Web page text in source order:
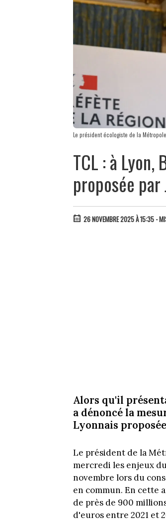
Le président écologiste de la
TCL : à
proposée
26 NOVEMBRE 2025 À 15:35 -
Alors qu'il
a dénoncé la
Lyonnais
Le président de la
mercredi les enjeux
novembre lors du
en commun. En cette
de près de 900
d'euros entre 2021 et